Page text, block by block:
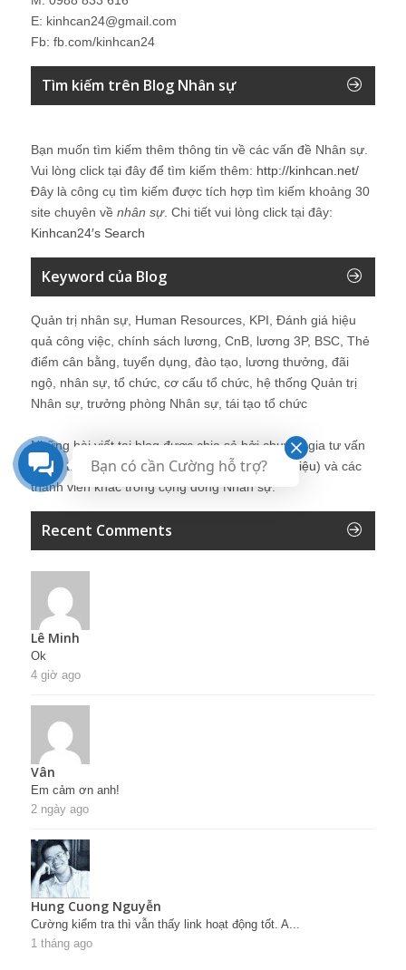
E: kinhcan24@gmail.com
Fb: fb.com/kinhcan24
Tìm kiếm trên Blog Nhân sự
Bạn muốn tìm kiếm thêm thông tin về các vấn đề Nhân sự
Vui lòng click tại đây để tìm kiếm thêm: http://kinhcan.net/
Đây là công cụ tìm kiếm được tích hợp tìm kiếm khoảng 30
site chuyên về nhân sự. Chi tiết vui lòng click tại đây:
Kinhcan24′s Search
Keyword của Blog
Quản trị nhân sự, Human Resources, KPI, Đánh giá hiệu
quả công việc, chính sách lương, CnB, lương 3P, BSC, Thẻ
điểm cân bằng, tuyển dụng, đào tạo, lương thưởng, đãi
ngộ, nhân sự, tổ chức, cơ cấu tổ chức, hệ thống Quản trị
Nhân sự, trưởng phòng Nhân sự, tái tạo tổ chức
Những bài viết tại blog được chia sẻ bởi chuyên gia tư vấn
Quản trị Nhân sự Nguyễn Hùng Cường (giới thiệu) và các
thành viên khác trong cộng đồng Nhân sự.
Recent Comments
Lê Minh
Ok
4 giờ ago
Vân
Em cảm ơn anh!
2 ngày ago
Hung Cuong Nguyễn
Cường kiểm tra thì vẫn thấy link hoạt động tốt. A...
1 tháng ago
Bạn có cần Cường hỗ trợ?